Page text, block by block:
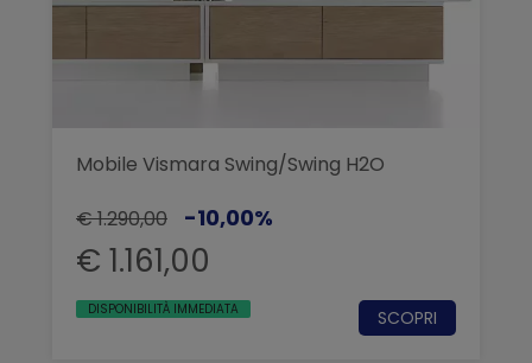
Mobile Vismara Swing/Swing H2O
€ 1.290,00
-10,00%
€ 1.161,00
DISPONIBILITÀ IMMEDIATA SCOPRI